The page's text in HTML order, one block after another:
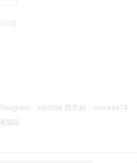
復
：xilic666 西里賴：monesa74
腦版